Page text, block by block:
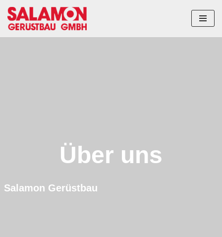
Zum
Inhalt
Über uns
Salamon Gerüstbau